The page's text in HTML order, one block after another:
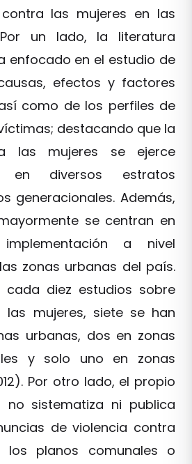
las mujeres en las
un lado, la literatura
enfocado en el estudio de
efectos y factores
como de los perfiles de
destacando que la
las mujeres se ejerce
en diversos estratos
generacionales. Además,
se centran en
a nivel
zonas urbanas del país.
cada diez estudios sobre
las mujeres, siete se han
urbanas, dos en zonas
y solo uno en zonas
Por otro lado, el propio
no sistematiza ni publica
de violencia contra
los planos comunales o